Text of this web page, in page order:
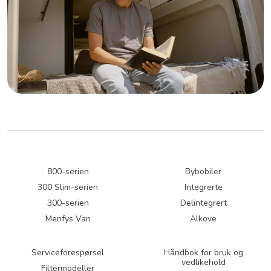
800-serien
300 Slim-serien
300-serien
Menfys Van
Bybobiler
Integrerte
Delintegrert
Alkove
Serviceforespørsel
Filtermodeller
Håndbok for bruk og
vedlikehold